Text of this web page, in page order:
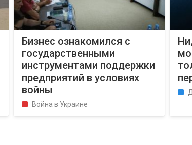
Бизнес ознакомился с
государственными
инструментами поддержки
предприятий в условиях
войны
Война в Украине